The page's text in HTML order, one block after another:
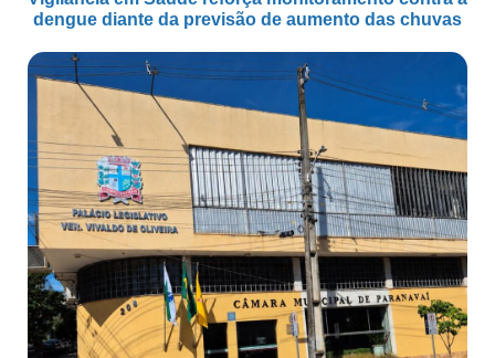
dengue diante da previsão de aumento das chuvas